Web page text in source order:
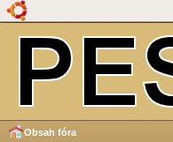
Obsah fóra